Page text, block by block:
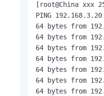
[root@China xxx
PING
64 bytes from
64 bytes from
64 bytes from
64 bytes from
64 bytes from
64 bytes from
64 bytes from